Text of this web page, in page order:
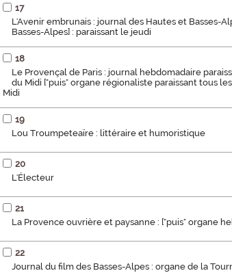
17
L'Avenir embrunais : journal des Hautes et Basses-
Basses-Alpes] : paraissant le jeudi
18
Le Provençal de Paris : journal hebdomadaire
du Midi ["puis" organe régionaliste paraissant tous
Midi
19
Lou Troumpeteaïre : littéraire et humoristique
20
L'Électeur
21
La Provence ouvrière et paysanne : ["puis" organe
22
Journal du film des Basses-Alpes : organe de la